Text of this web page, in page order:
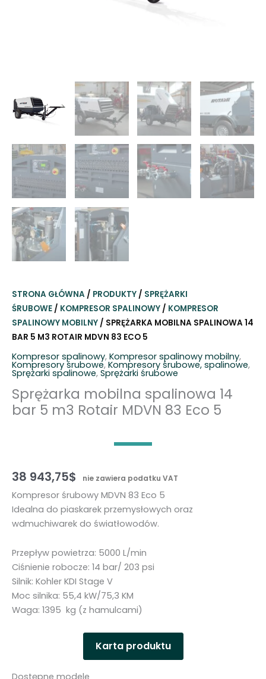
STRONA GŁÓWNA / PRODUKTY / SPRĘŻARKI
ŚRUBOWE / KOMPRESOR SPALINOWY / KOMPRESOR
SPALINOWY MOBILNY / SPRĘŻARKA MOBILNA SPALINOWA 14
BAR 5 M3 ROTAIR MDVN 83 ECO 5
Kompresor spalinowy, Kompresor spalinowy mobilny,
Kompresory śrubowe, Kompresory śrubowe, spalinowe,
Sprężarki spalinowe, Sprężarki śrubowe
Sprężarka mobilna spalinowa 14
bar 5 m3 Rotair MDVN 83 Eco 5
38 943,75$ nie zawiera podatku VAT
Kompresor śrubowy MDVN 83 Eco 5
Idealna do piaskarek przemysłowych oraz
wdmuchiwarek do światłowodów.
Przepływ powietrza: 5000 L/min
Ciśnienie robocze: 14 bar/ 203 psi
Silnik: Kohler KDI Stage V
Moc silnika: 55,4 kW/75,3 KM
Waga: 1395 kg (z hamulcami)
Karta produktu
Dostępne modele